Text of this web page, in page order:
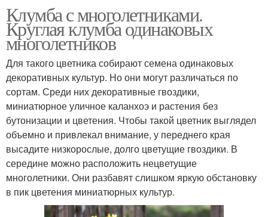
Клумба с многолетниками.
Круглая клумба одинаковых
многолетников
Для такого цветника собирают семена одинаковых
декоративных культур. Но они могут различаться по
сортам. Среди них декоративные гвоздики,
миниатюрное уличное каланхоэ и растения без
бутонизации и цветения. Чтобы такой цветник выглядел
объемно и привлекал внимание, у переднего края
высадите низкорослые, долго цветущие гвоздики. В
середине можно расположить нецветущие
многолетники. Они разбавят слишком яркую обстановку
в пик цветения миниатюрных культур.